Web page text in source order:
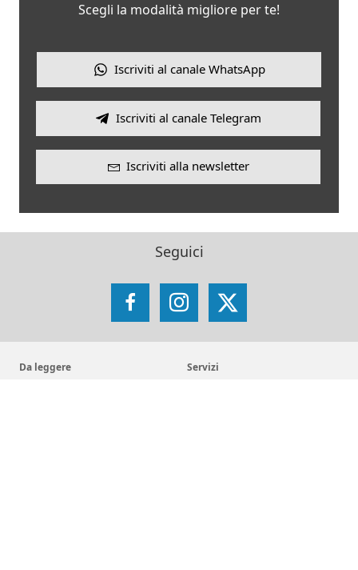
Scegli la modalità migliore per te!
Iscriviti al canale WhatsApp
Iscriviti al canale Telegram
Iscriviti alla newsletter
Seguici
FacebookInstagram
X
Da leggere Servizi